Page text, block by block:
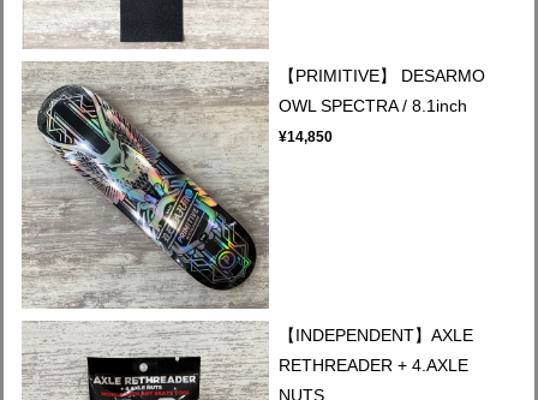
【PRIMITIVE】 DESARMO
OWL SPECTRA / 8.1inch
¥14,850
【INDEPENDENT】AXLE
RETHREADER + 4.AXLE
NUTS